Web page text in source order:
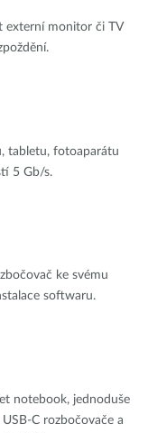
externí monitor či TV
tabletu, fotoaparátu
5 Gb/s.
ke svému
softwaru.
notebook, jednoduše
C rozbočovače a